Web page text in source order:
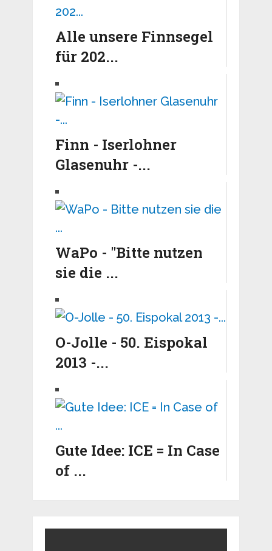
Alle unsere Finnsegel
für 202...
Finn - Iserlohner
Glasenuhr -...
WaPo - "Bitte nutzen
sie die ...
O-Jolle - 50. Eispokal
2013 -...
Gute Idee: ICE = In Case
of ...